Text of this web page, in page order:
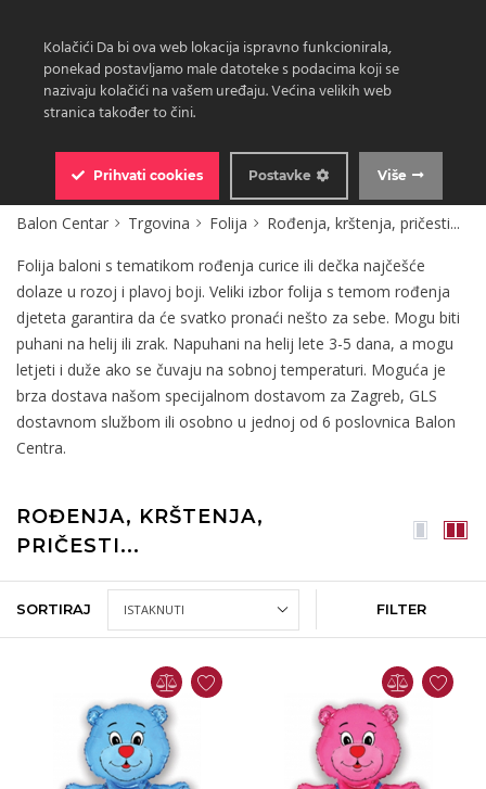
Balon Centar Trgovina Folija Rođenja, krštenja, pričesti...
Folija baloni s tematikom rođenja curice ili dečka najčešće
dolaze u rozoj i plavoj boji. Veliki izbor folija s temom rođenja
djeteta garantira da će svatko pronaći nešto za sebe. Mogu biti
puhani na helij ili zrak. Napuhani na helij lete 3-5 dana, a mogu
letjeti i duže ako se čuvaju na sobnoj temperaturi. Moguća je
brza dostava našom specijalnom dostavom za Zagreb, GLS
dostavnom službom ili osobno u jednoj od 6 poslovnica Balon
Centra.
ROĐENJA, KRŠTENJA,
PRIČESTI...
SORTIRAJ FILTER
Kolačići Da bi ova web lokacija ispravno funkcionirala,
ponekad postavljamo male datoteke s podacima koji se
nazivaju kolačići na vašem uređaju. Većina velikih web
stranica također to čini.
Prihvati cookies Više
Postavke